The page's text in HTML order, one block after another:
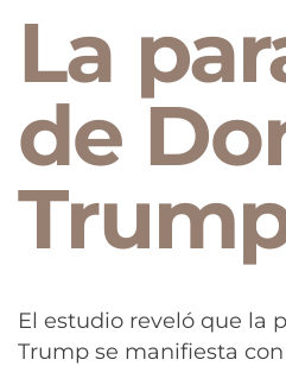
La
de
El estudio reveló que la
Trump se manifiesta